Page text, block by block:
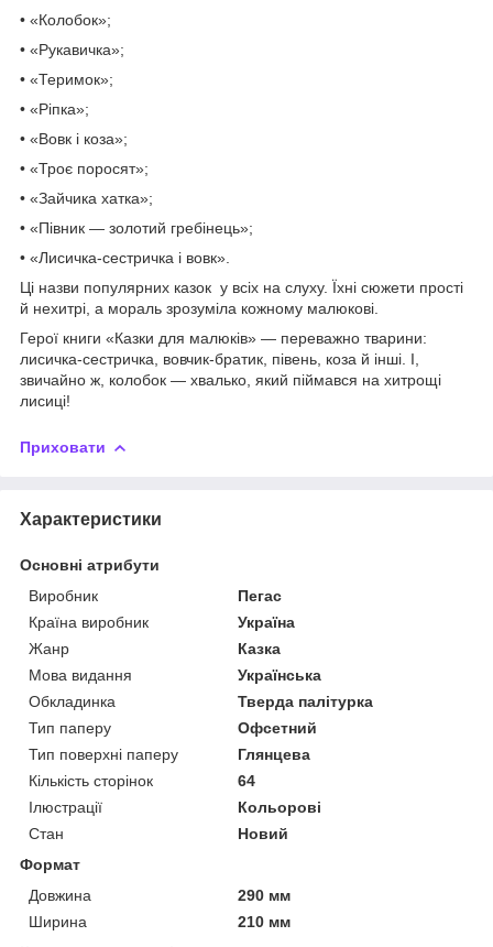
• «Колобок»;
• «Рукавичка»;
• «Теримок»;
• «Ріпка»;
• «Вовк і коза»;
• «Троє поросят»;
• «Зайчика хатка»;
• «Півник — золотий гребінець»;
• «Лисичка-сестричка і вовк».
Ці назви популярних казок у всіх на слуху. Їхні сюжети прості
й нехитрі, а мораль зрозуміла кожному малюкові.
Герої книги «Казки для малюків» — переважно тварини:
лисичка-сестричка, вовчик-братик, півень, коза й інші. І,
звичайно ж, колобок — хвалько, який піймався на хитрощі
лисиці!
Приховати
Характеристики
Основні атрибути
Виробник
Пегас
Країна виробник
Україна
Жанр
Казка
Мова видання
Українська
Обкладинка
Тверда палітурка
Тип паперу
Офсетний
Тип поверхні паперу
Глянцева
Кількість сторінок
64
Ілюстрації
Кольорові
Стан
Новий
Формат
Довжина
290 мм
Ширина
210 мм